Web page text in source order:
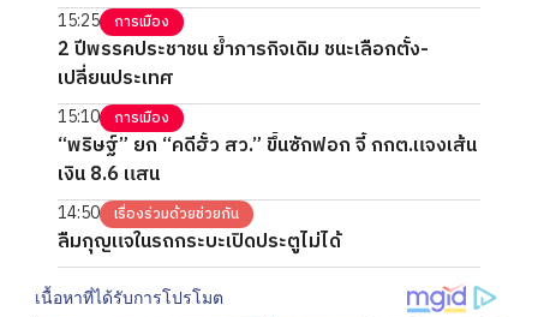
15:25 การเมือง
2 ปีพรรคประชาชน ย้ำภารกิจเดิม ชนะเลือกตั้ง-
เปลี่ยนประเทศ
15:10 การเมือง
“พริษฐ์” ยก “คดีฮั้ว สว.” ขึ้นซักฟอก จี้ กกต.แจงเส้น
เงิน 8.6 แสน
14:50 เรื่องร่วมด้วยช่วยกัน
ลืมกุญแจในรถกระบะเปิดประตูไม่ได้